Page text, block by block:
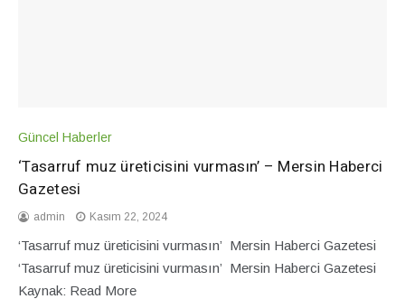
Güncel Haberler
‘Tasarruf muz üreticisini vurmasın’ – Mersin Haberci
Gazetesi
admin Kasım 22, 2024
‘Tasarruf muz üreticisini vurmasın’ Mersin Haberci Gazetesi
‘Tasarruf muz üreticisini vurmasın’ Mersin Haberci Gazetesi
Kaynak: Read More